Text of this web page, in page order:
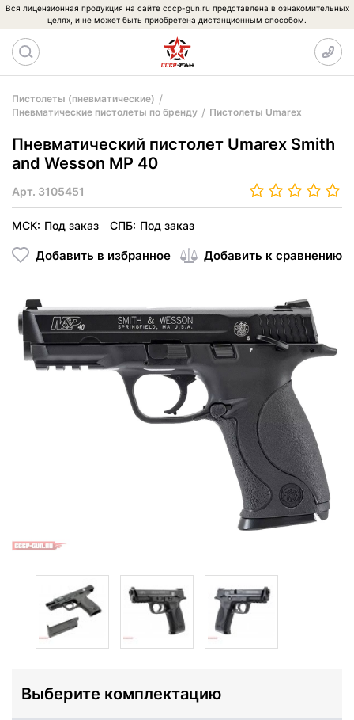
Вся лицензионная продукция на сайте cccp-gun.ru представлена в ознакомительных
целях, и не может быть приобретена дистанционным способом.
Пистолеты (пневматические)
Пневматические пистолеты по бренду
Пистолеты Umarex
Пневматический пистолет Umarex Smith
and Wesson MP 40
Арт. 3105451
МСК: Под заказ СПБ: Под заказ
Добавить в избранное Добавить к сравнению
Выберите комплектацию